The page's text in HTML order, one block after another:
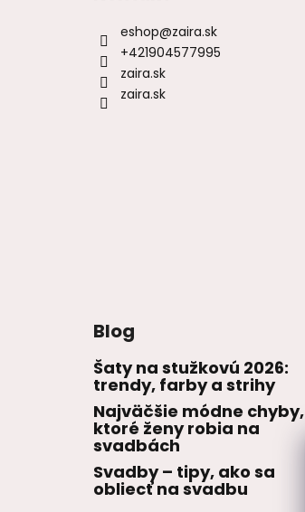
eshop@zaira.sk
+421904577995
zaira.sk
zaira.sk
Blog
Šaty na stužkovú 2026:
trendy, farby a strihy
Najväčšie módne chyby,
ktoré ženy robia na
svadbách
Svadby – tipy, ako sa
obliecť na svadbu